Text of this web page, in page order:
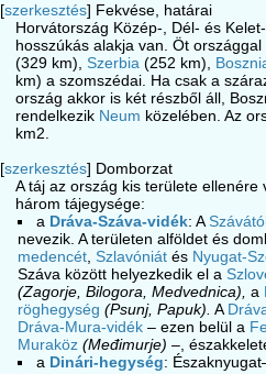
[szerkesztés] Fekvése, határai
Horvátország Közép-, Dél- és
hosszúkás alakja van. Öt
(329 km), Szerbia (252 km),
km) a szomszédai. Ha csak a
ország akkor is két részből áll,
rendelkezik Neum közelében. Az
km2.
[szerkesztés] Domborzat
A táj az ország kis területe
három tájegysége:
a Dráva-Száva-vidék: A
nevezik. A területen alföldet és
medencét Szlavóniát és Nyugat-
Száva között helyezkedik el a
(Zagorje, Bilogora, Medvednica), a
röghegység (Psunj, Papuk). A
Dráva-Mura-vidék – ezen belül a
Muraköz (Međimurje) –,
a Dinári-hegység: